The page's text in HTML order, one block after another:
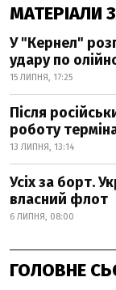
МАТЕРІАЛИ
У "Кернел"
удару по
15 ЛИПНЯ, 17:25
Після
роботу
13 ЛИПНЯ, 13:14
Усіх за борт.
власний флот
6 ЛИПНЯ, 08:00
ГОЛОВНЕ